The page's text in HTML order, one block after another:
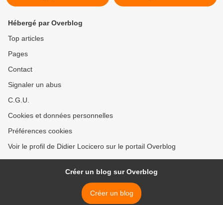
Hébergé par Overblog
Top articles
Pages
Contact
Signaler un abus
C.G.U.
Cookies et données personnelles
Préférences cookies
Voir le profil de Didier Locicero sur le portail Overblog
Créer un blog sur Overblog
Créer un blog